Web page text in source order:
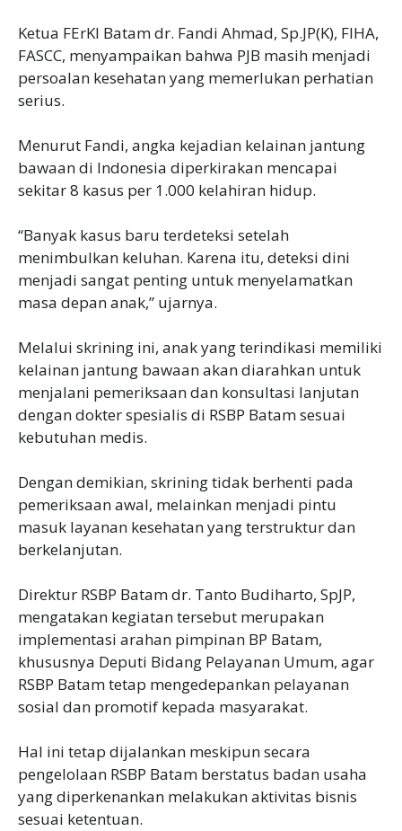
Ketua FErKI Batam dr. Fandi Ahmad, Sp.JP(K), FIHA,
FASCC, menyampaikan bahwa PJB masih menjadi
persoalan kesehatan yang memerlukan perhatian
serius.
Menurut Fandi, angka kejadian kelainan jantung
bawaan di Indonesia diperkirakan mencapai
sekitar 8 kasus per 1.000 kelahiran hidup.
“Banyak kasus baru terdeteksi setelah
menimbulkan keluhan. Karena itu, deteksi dini
menjadi sangat penting untuk menyelamatkan
masa depan anak,” ujarnya.
Melalui skrining ini, anak yang terindikasi memiliki
kelainan jantung bawaan akan diarahkan untuk
menjalani pemeriksaan dan konsultasi lanjutan
dengan dokter spesialis di RSBP Batam sesuai
kebutuhan medis.
Dengan demikian, skrining tidak berhenti pada
pemeriksaan awal, melainkan menjadi pintu
masuk layanan kesehatan yang terstruktur dan
berkelanjutan.
Direktur RSBP Batam dr. Tanto Budiharto, SpJP,
mengatakan kegiatan tersebut merupakan
implementasi arahan pimpinan BP Batam,
khususnya Deputi Bidang Pelayanan Umum, agar
RSBP Batam tetap mengedepankan pelayanan
sosial dan promotif kepada masyarakat.
Hal ini tetap dijalankan meskipun secara
pengelolaan RSBP Batam berstatus badan usaha
yang diperkenankan melakukan aktivitas bisnis
sesuai ketentuan.